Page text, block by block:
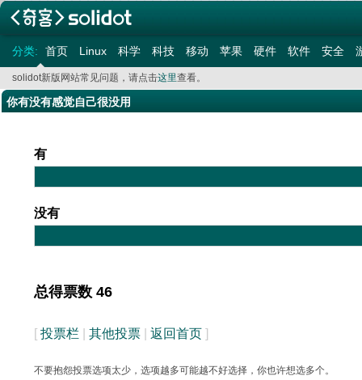
分类: 首页 Linux 科学 科技 移动 苹果 硬件 软件 安全
solidot新版网站常见问题，请点击这里查看。
你有没有感觉自己很没用
有
没有
总得票数 46
[ 投票栏 其他投票 返回首页 ]
不要抱怨投票选项太少，选项越多可能越不好选择，你也许想选多个。